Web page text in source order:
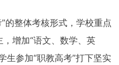
”的整体考核形式，学校重点
增加“语文、数学、英
生参加“职教高考”打下坚实